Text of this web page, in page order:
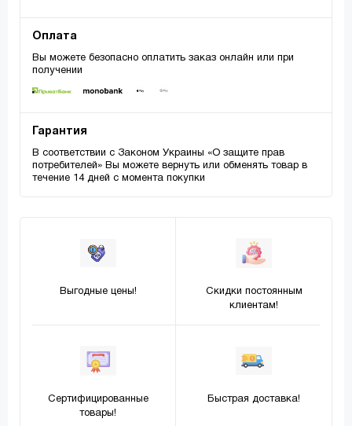
Оплата
Вы можете безопасно оплатить заказ онлайн или при
получении
Гарантия
В соответствии с Законом Украины «О защите прав
потребителей» Вы можете вернуть или обменять товар в
течение 14 дней с момента покупки
Выгодные цены!
Скидки постоянным
клиентам!
Сертифицированные
товары!
Быстрая доставка!